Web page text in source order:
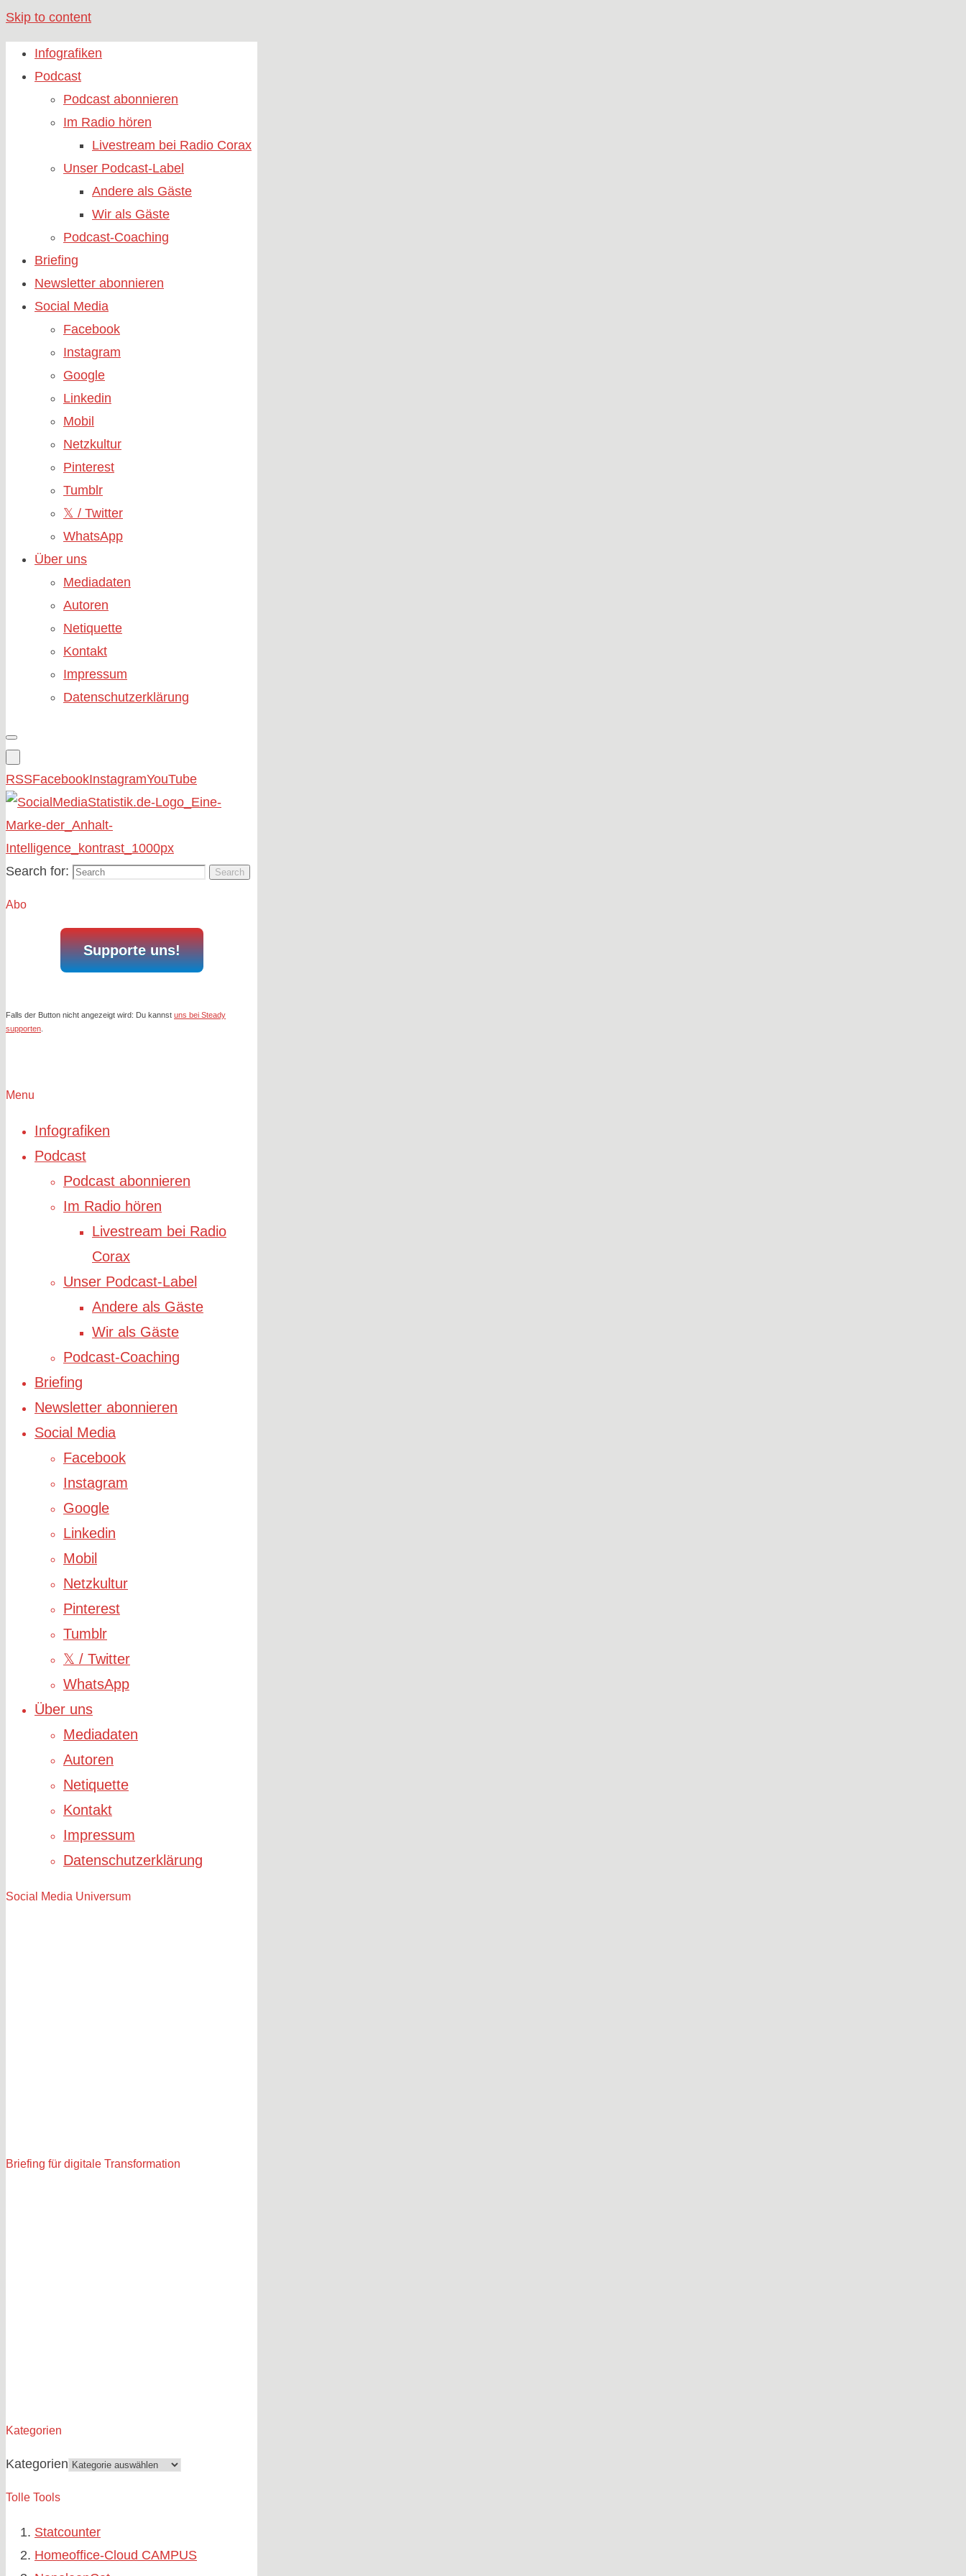
Skip to content
Infografiken
Podcast
Podcast abonnieren
Im Radio hören
Livestream bei Radio Corax
Unser Podcast-Label
Andere als Gäste
Wir als Gäste
Podcast-Coaching
Briefing
Newsletter abonnieren
Social Media
Facebook
Instagram
Google
Linkedin
Mobil
Netzkultur
Pinterest
Tumblr
𝕏 / Twitter
WhatsApp
Über uns
Mediadaten
Autoren
Netiquette
Kontakt
Impressum
Datenschutzerklärung
RSSFacebookInstagramYouTube
Search for: Search
Abo
Supporte uns!
Falls der Button nicht angezeigt wird: Du kannst uns bei Steady
supporten
Menu
Infografiken
Podcast
Podcast abonnieren
Im Radio hören
Livestream bei Radio
Corax
Unser Podcast-Label
Andere als Gäste
Wir als Gäste
Podcast-Coaching
Briefing
Newsletter abonnieren
Social Media
Facebook
Instagram
Google
Linkedin
Mobil
Netzkultur
Pinterest
Tumblr
𝕏 / Twitter
WhatsApp
Über uns
Mediadaten
Autoren
Netiquette
Kontakt
Impressum
Datenschutzerklärung
Social Media Universum
Briefing für digitale Transformation
Kategorien
Kategorien
Tolle Tools
Statcounter
Homeoffice-Cloud CAMPUS